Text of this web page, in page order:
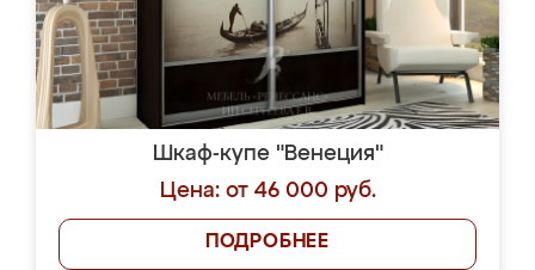
Шкаф-купе "Венеция"
Цена: от 46 000 руб.
ПОДРОБНЕЕ